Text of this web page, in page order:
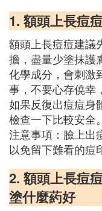
1. 額頭上長痘
額頭上長痘痘建議
擔，盡量少塗抹護
化學成分，會刺激
事，不要心存僥幸
如果反復出痘痘身
檢查一下比較安全。
注意事項：臉上出
以免留下難看的痘
2. 額頭上長痘
塗什麼葯好